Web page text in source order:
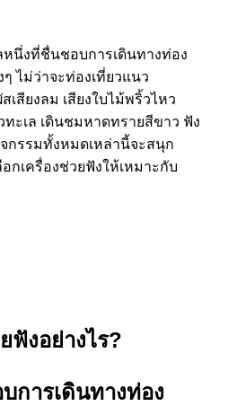
นึ่งที่ชื่นชอบการเดินทางท่อง
ไม่ว่าจะท่องเที่ยวแนว
เสียงลม เสียงใบไม้พริ้วไหว
ทะเล เดินชมหาดทรายสีขาว ฟัง
กรรมทั้งหมดเหล่านี้จะสนุก
กเครื่องช่วยฟังให้เหมาะกับ
ฟังอย่างไร?
การเดินทางท่อง